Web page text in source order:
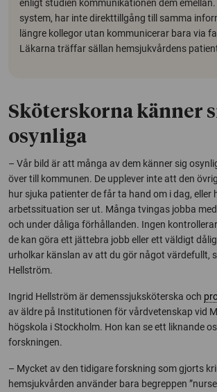
enligt studien kommunikationen dem emellan.
system, har inte direkttillgång till samma
längre kollegor utan kommunicerar bara via
Läkarna träffar sällan hemsjukvårdens
Sköterskorna känner
osynliga
– Vår bild är att många av dem känner sig
över till kommunen. De upplever inte att den
hur sjuka patienter de får ta hand om i dag, eller
arbetssituation ser ut. Många tvingas jobba
och under dåliga förhållanden. Ingen
de kan göra ett jättebra jobb eller ett väldigt
urholkar känslan av att du gör något värdefullt,
Hellström.
Ingrid Hellström är demenssjuksköterska och
av äldre på Institutionen för vårdvetenskap vid
högskola i Stockholm. Hon kan se ett liknande
forskningen.
– Mycket av den tidigare forskning som gjorts
hemsjukvården använder bara begreppen